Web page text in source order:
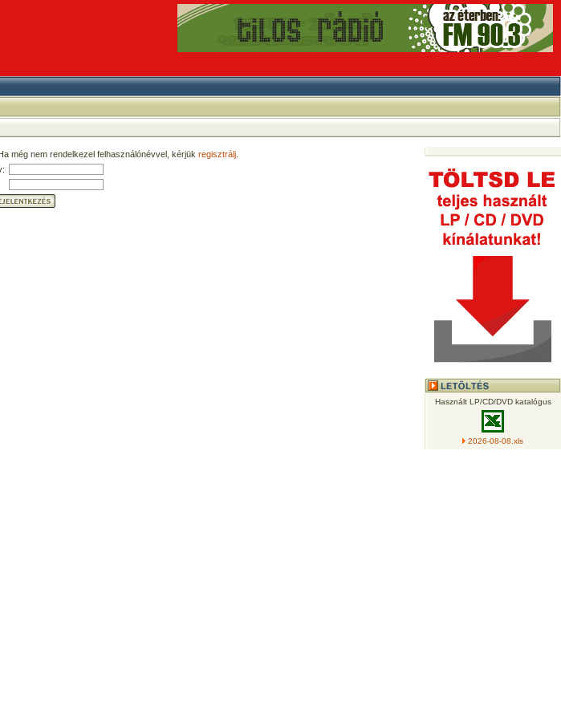
még nem rendelkezel felhasználónévvel, kérjük regisztrálj.
Használt LP/CD/DVD katalógus
2026-08-08.xls